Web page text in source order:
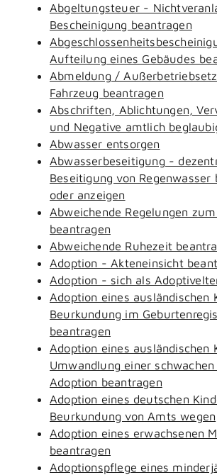
Abgeltungsteuer -
Bescheinigung beantragen
Aufteilung eines Gebäudes
Abmeldung /
Fahrzeug beantragen
Abschriften, Ablichtungen,
und Negative amtlich
Abwasser entsorgen
Abwasserbeseitigung -
Beseitigung von Regenwasser
oder anzeigen
Abweichende Regelungen
beantragen
Abweichende Ruhezeit
Adoption - Akteneinsicht
Adoption - sich als
Adoption eines ausländischen
Beurkundung im
beantragen
Adoption eines ausländischen
Umwandlung einer
Adoption beantragen
Adoption eines deutschen
Beurkundung von Amts wegen
Adoption eines erwachsenen
beantragen
Adoptionspflege eines